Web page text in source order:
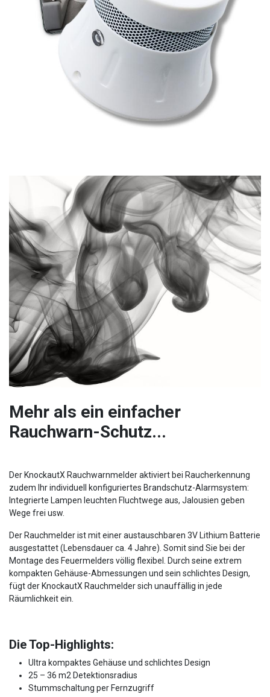
Mehr als ein einfacher
Rauchwarn-Schutz...
Der KnockautX Rauchwarnmelder aktiviert bei Raucherkennung
zudem Ihr individuell konfiguriertes Brandschutz-Alarmsystem:
Integrierte Lampen leuchten Fluchtwege aus, Jalousien geben
Wege frei usw.
Der Rauchmelder ist mit einer austauschbaren 3V Lithium Batterie
ausgestattet (Lebensdauer ca. 4 Jahre). Somit sind Sie bei der
Montage des Feuermelders völlig flexibel. Durch seine extrem
kompakten Gehäuse-Abmessungen und sein schlichtes Design,
fügt der KnockautX Rauchmelder sich unauffällig in jede
Räumlichkeit ein.
Die Top-Highlights:
Ultra kompaktes Gehäuse und schlichtes Design
25 – 36 m2 Detektionsradius
Stummschaltung per Fernzugriff